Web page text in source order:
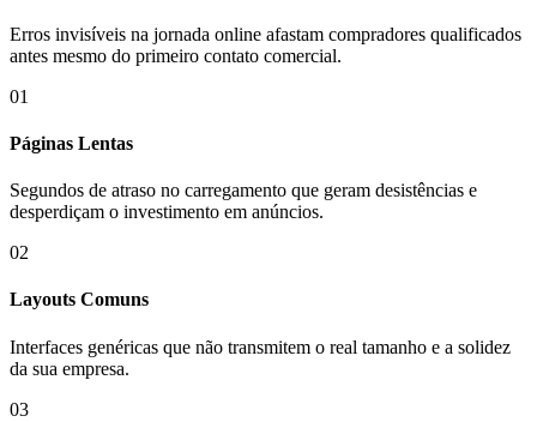
Erros invisíveis na jornada online afastam compradores qualificados
antes mesmo do primeiro contato comercial.
01
Páginas Lentas
Segundos de atraso no carregamento que geram desistências e
desperdiçam o investimento em anúncios.
02
Layouts Comuns
Interfaces genéricas que não transmitem o real tamanho e a solidez
da sua empresa.
03